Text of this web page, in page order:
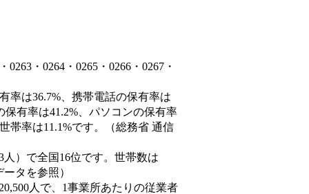
・0264・0265・0266・0267・
率は36.7%、携帯電話の保有率は
有率は41.2%、パソコンの保有率
帯率は11.1%です。（総務省 通信
人）で全国16位です。世帯数は
タを参照）
人で、1事業所あたりの従業者